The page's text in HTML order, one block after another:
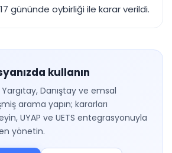
gününde oybirliği ile karar verildi.
kullanın
Danıştay ve emsal
arama yapın; kararları
UYAP ve UETS entegrasyonuyla
yönetin.